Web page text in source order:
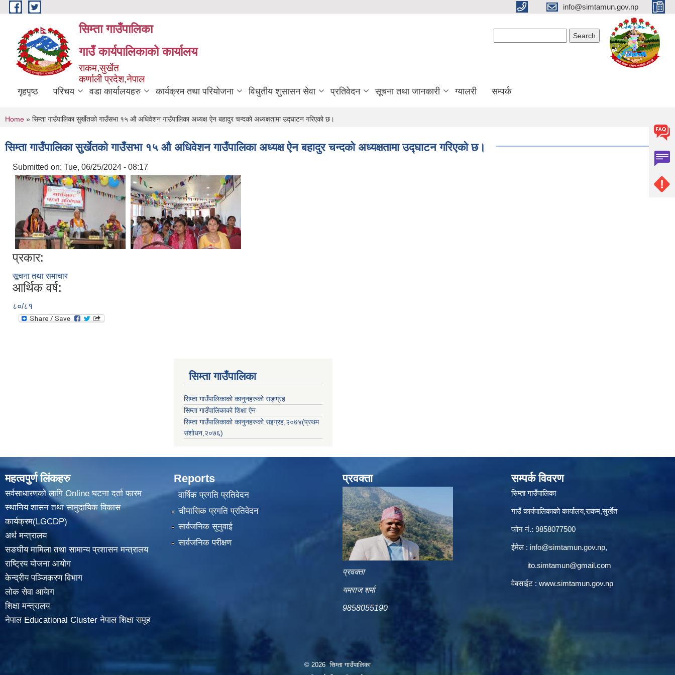
Skip to main content info@simtamun.gov.np
सिम्ता गाउँपालिका
गाउँ कार्यपालिकाको कार्यालय
राकम,सुर्खेत
कर्णाली प्रदेश,नेपाल
गृहपृष्ठ परिचय वडा कार्यालयहरु कार्यक्रम तथा परियोजना विधुतीय शुसासन सेवा प्रतिवेदन सूचना तथा जानकारी ग्यालरी सम्पर्क
You are here
Home » सिम्ता गाउँपालिका सुर्खेतको गाउँसभा १५ औ अधिवेशन गाउँपालिका अध्यक्ष ऐन बहादुर चन्दको अध्यक्षतामा उद्घाटन गरिएको छ।
सिम्ता गाउँपालिका सुर्खेतको गाउँसभा १५ औ अधिवेशन गाउँपालिका अध्यक्ष ऐन बहादुर चन्दको अध्यक्षतामा उद्घाटन गरिएको छ।
Submitted on: Tue, 06/25/2024 - 08:17
प्रकार:
सूचना तथा समाचार
आर्थिक वर्ष:
८०/८१
सिम्ता गाउँपालिका
सिम्ता गाउँपालिकाको कानुनहरुको सङ्ग्रह
सिम्ता गाउँपालिकाको शिक्षा ऐन
सिम्ता गाउँपालिकाको कानुनहरुको सइग्रह,२०७४(प्रथम
संशोधन,२०७६)
महत्वपुर्ण लिंकहरु
सर्वसाधारणको लागि Online घटना दर्ता फारम
स्थानिय शासन तथा सामुदायिक विकास
कार्यक्रम(LGCDP)
अर्थ मन्त्रालय
सङघीय मामिला तथा सामान्य प्रशासन मन्त्रालय
राष्ट्रिय योजना आयोग
केन्द्रीय पञ्जिकरण विभाग
लोक सेवा आयेाग
शिक्षा मन्त्रालय
नेपाल Educational Cluster नेपाल शिक्षा समूह
Reports
वार्षिक प्रगति प्रतिवेदन
चौमासिक प्रगति प्रतिवेदन
सार्वजनिक सुनुवाई
सार्वजनिक परीक्षण
प्रवक्ता
प्रवक्ता
यमराज शर्मा
9858055190
सम्पर्क विवरण
सिम्ता गाउँपालिका
गाउँ कार्यपालिकाको कार्यालय,राकम,सुर्खेत
फोन नं.: 9858077500
ईमेल‌ : info@simtamun.gov.np,
ito.simtamun@gmail.com
वेबसाईट : www.simtamun.gov.np
© 2026 सिम्ता गाउँपालिका